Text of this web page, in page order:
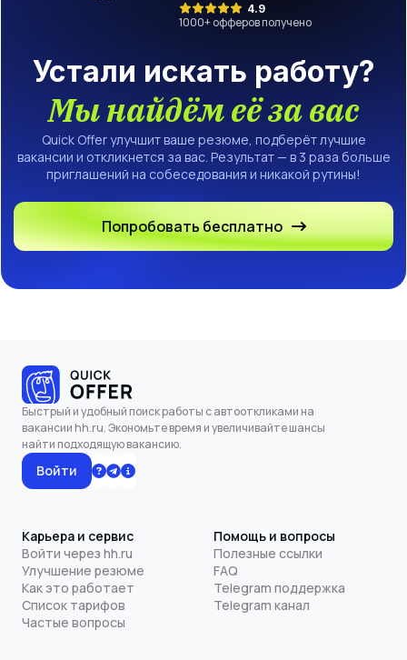
4.9
1000+ офферов получено
Устали искать работу?
Мы найдём её за вас
Quick Offer улучшит ваше резюме, подберёт лучшие
вакансии и откликнется за вас. Результат — в 3 раза больше
приглашений на собеседования и никакой рутины!
Попробовать бесплатно
Быстрый и удобный поиск работы с автооткликами на
вакансии hh.ru. Экономьте время и увеличивайте шансы
найти подходящую вакансию.
Войти
Карьера и сервис
Войти через hh.ru
Улучшение резюме
Как это работает
Список тарифов
Частые вопросы
Помощь и вопросы
Полезные ссылки
FAQ
Telegram поддержка
Telegram канал